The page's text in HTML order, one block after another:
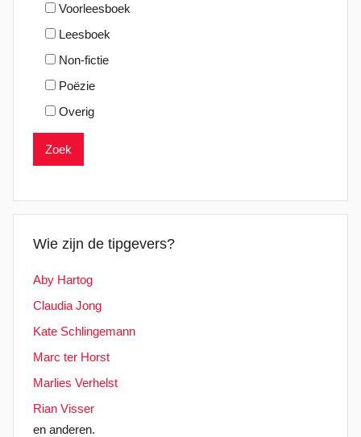
Voorleesboek
Leesboek
Non-fictie
Poëzie
Overig
Wie zijn de tipgevers?
Aby Hartog
Claudia Jong
Kate Schlingemann
Marc ter Horst
Marlies Verhelst
Rian Visser
en anderen.